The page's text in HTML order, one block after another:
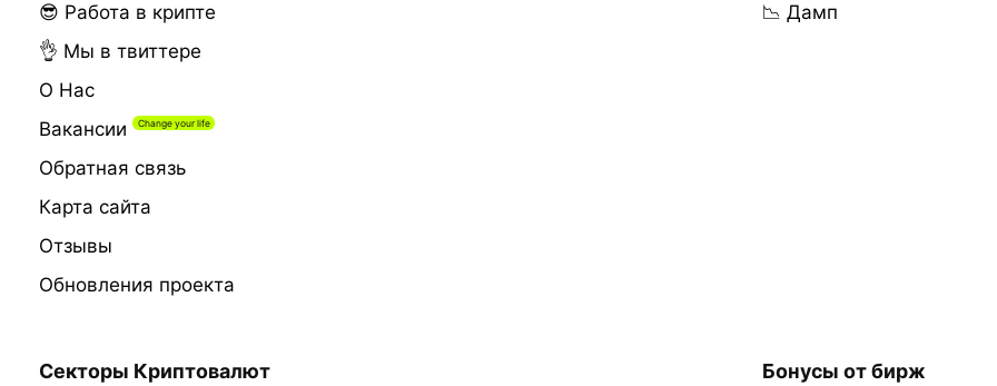
😎 Работа в крипте
👌 Мы в твиттере
О Нас
Вакансии
Обратная связь
Карта сайта
Отзывы
Обновления проекта
📉 Дамп
Секторы Криптовалют Бонусы от бирж